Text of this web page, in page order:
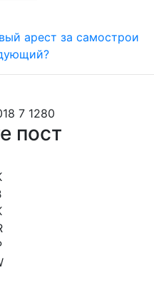
7 1280
пост